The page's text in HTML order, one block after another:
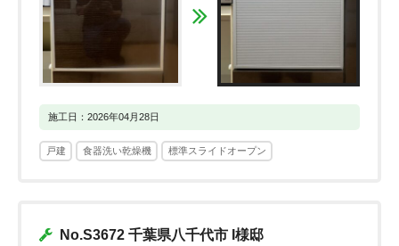
施工日：2026年04月28日
戸建 食器洗い乾燥機 標準スライドオープン
No.S3672 千葉県八千代市 I様邸